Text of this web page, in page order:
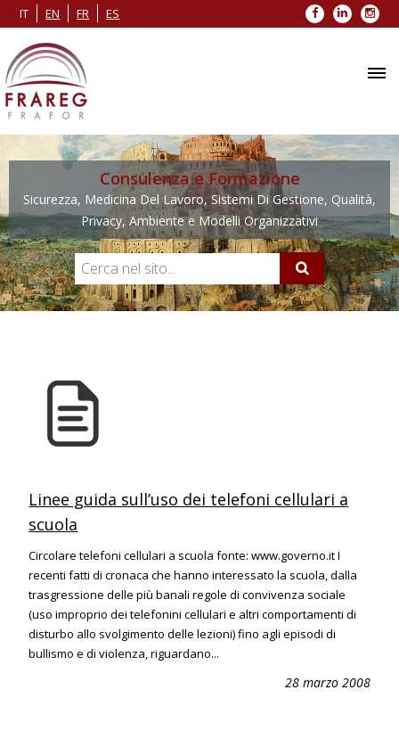
IT EN FR ES Facebook
LinkedIn
Consulenza e Formazione
Sicurezza, Medicina Del Lavoro, Sistemi Di Gestione, Qualità,
Privacy, Ambiente e Modelli Organizzativi
Linee guida sull’uso dei telefoni cellulari a
scuola
Circolare telefoni cellulari a scuola fonte: www.governo.it I
recenti fatti di cronaca che hanno interessato la scuola, dalla
trasgressione delle più banali regole di convivenza sociale
(uso improprio dei telefonini cellulari e altri comportamenti di
disturbo allo svolgimento delle lezioni) fino agli episodi di
bullismo e di violenza, riguardano...
28 marzo 2008